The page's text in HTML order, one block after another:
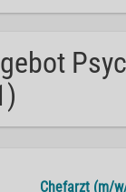
Chefarzt (m/